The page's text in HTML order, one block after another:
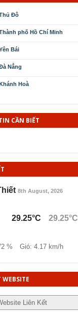
Đô
phố Hồ Chí Minh
Bái
Nẳng
Hoà
Yên
Thuận
Ðịnh
cai
Ninh
Tre
CẦN BIẾT
8th August, 2026
29.25°C 29.25°C
% Gió: 4.17 km/h
WEBSITE